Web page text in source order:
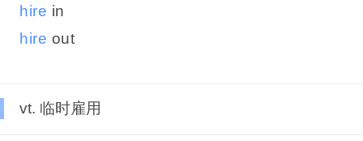
hire in
hire out
vt. 临时雇用